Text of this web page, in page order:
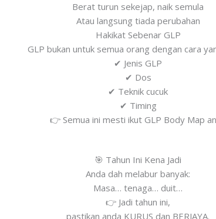
Berat turun sekejap, naik semula
Atau langsung tiada perubahan
Hakikat Sebenar GLP
GLP bukan untuk semua orang dengan cara
✔ Jenis GLP
✔ Dos
✔ Teknik cucuk
✔ Timing
👉 Semua ini mesti ikut GLP Body Map
🎯 Tahun Ini Kena Jadi
Anda dah melabur banyak:
Masa… tenaga… duit…
👉 Jadi tahun ini,
pastikan anda KURUS dan BERJAYA.